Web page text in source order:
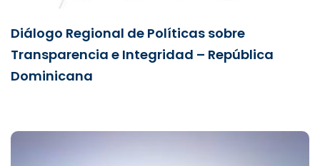
Diálogo Regional de Políticas sobre
Transparencia e Integridad – República
Dominicana